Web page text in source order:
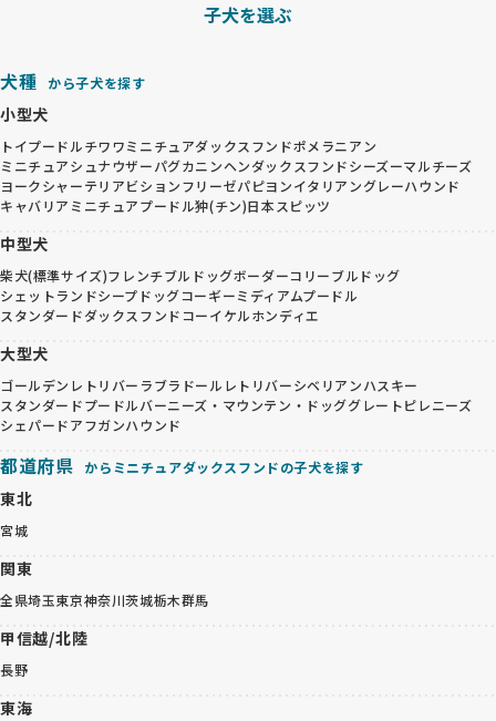
子犬を選ぶ
犬種 から子犬を探す
小型犬
トイプードルチワワミニチュアダックスフンドポメラニアン
ミニチュアシュナウザーパグカニンヘンダックスフンドシーズーマルチーズ
ヨークシャーテリアビションフリーゼパピヨンイタリアングレーハウンド
キャバリア ミニチュアプードル狆(チン)日本スピッツ
中型犬
柴犬(標準サイズ)フレンチブルドッグボーダーコリーブルドッグ
シェットランドシープドッグコーギーミディアムプードル
スタンダードダックスフンドコーイケルホンディエ
大型犬
ゴールデンレトリバー ラブラドールレトリバーシベリアンハスキー
スタンダードプードルバーニーズ・マウンテン・ドッググレートピレニーズ
シェパードアフガンハウンド
都道府県 からミニチュアダックスフンドの子犬を探す
東北
宮城
関東
全県埼玉東京神奈川茨城栃木群馬
甲信越/北陸
長野
東海